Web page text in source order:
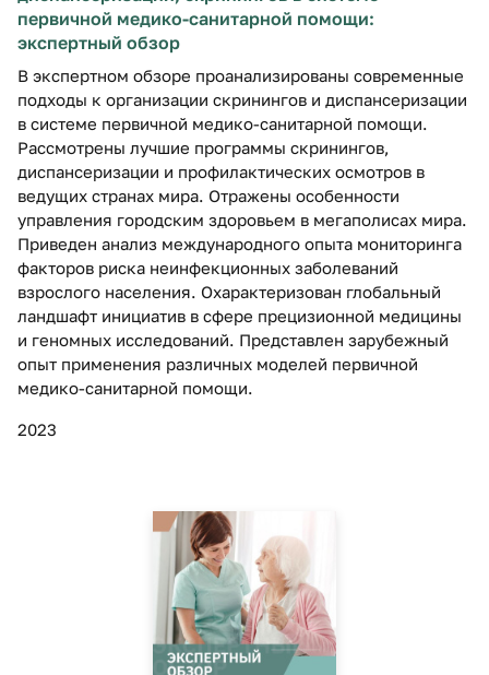
первичной медико-санитарной помощи:
экспертный обзор
В экспертном обзоре проанализированы современные
подходы к организации скринингов и диспансеризации
в системе первичной медико-санитарной помощи.
Рассмотрены лучшие программы скринингов,
диспансеризации и профилактических осмотров в
ведущих странах мира. Отражены особенности
управления городским здоровьем в мегаполисах мира.
Приведен анализ международного опыта мониторинга
факторов риска неинфекционных заболеваний
взрослого населения. Охарактеризован глобальный
ландшафт инициатив в сфере прецизионной медицины
и геномных исследований. Представлен зарубежный
опыт применения различных моделей первичной
медико-санитарной помощи.
2023